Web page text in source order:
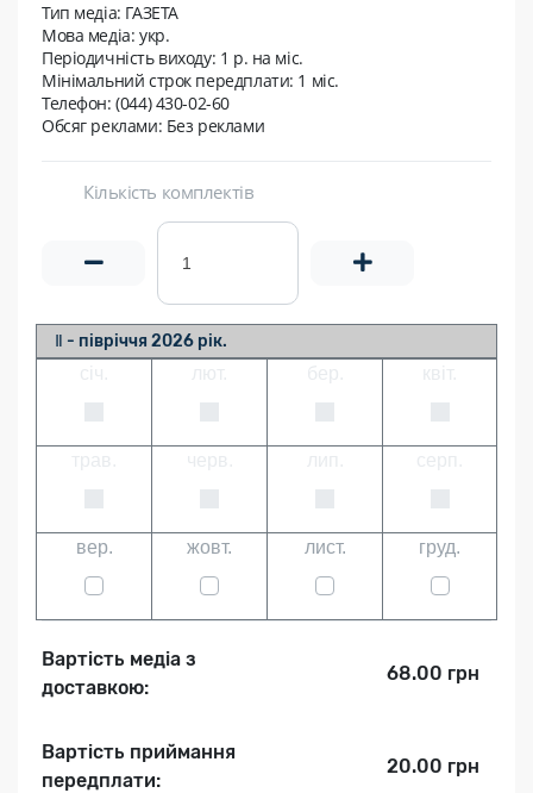
Тип медіа: ГАЗЕТА
Мова медіа: укр.
Періодичність виходу: 1 р. на мic.
Мінімальний строк передплати: 1 міс.
Телефон: (044) 430-02-60
Обсяг реклами: Без реклами
Кількість комплектів
Ⅱ - півріччя 2026 рік.
вер. жовт. лист. груд.
Вартість медіа з
доставкою:
68.00 грн
Вартість приймання
передплати:
20.00 грн